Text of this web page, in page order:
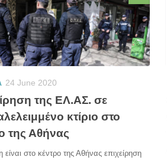
24 June 2020
της ΕΛ.ΑΣ. σε
κτίριο στο
της Αθήνας
είναι στο κέντρο της Αθήνας επιχείρηση